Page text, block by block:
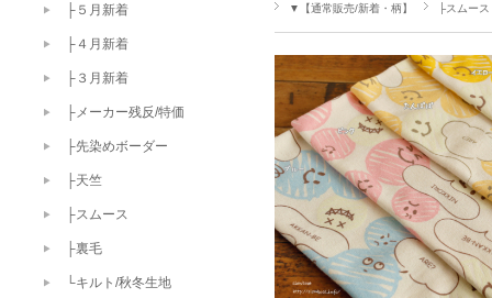
▼【通常販売/新着・柄】
├スムース
├５月新着
├４月新着
├３月新着
├メーカー残反/特価
├先染めボーダー
├天竺
├スムース
├裏毛
└キルト/秋冬生地